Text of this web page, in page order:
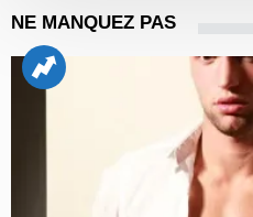
NE MANQUEZ PAS